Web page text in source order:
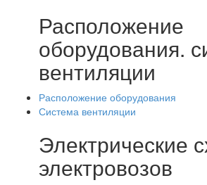
Расположение
оборудования.
вентиляции
Расположение оборудования
Система вентиляции
Электрические
электровозов